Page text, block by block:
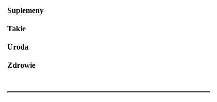
Suplemeny
Takie
Uroda
Zdrowie